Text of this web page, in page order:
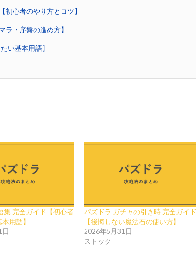
心者のやり方とコツ】
・序盤の進め方】
い基本用語】
集 完全ガイド【初心者
用語】
日
パズドラ ガチャの引き時 完全ガイド
【後悔しない魔法石の使い方】
2026年5月31日
ストック